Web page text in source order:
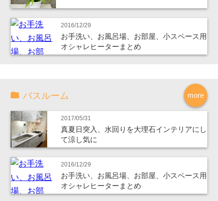
2016/12/29
お手洗い、お風呂場、お部屋、小スペース用
オシャレヒーターまとめ
more
バスルーム
2017/05/31
真夏日突入、水回りを大理石インテリアにし
て涼し気に
2016/12/29
お手洗い、お風呂場、お部屋、小スペース用
オシャレヒーターまとめ